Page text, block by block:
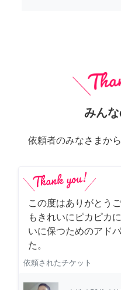
みん
依頼者のみなさまか
この度はありがとう
もきれいにピカピカ
いに保つためのアド
た。
依頼されたチケット